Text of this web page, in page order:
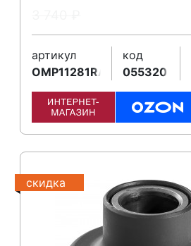
артикул
OMP11281RA
код
055320
скидка